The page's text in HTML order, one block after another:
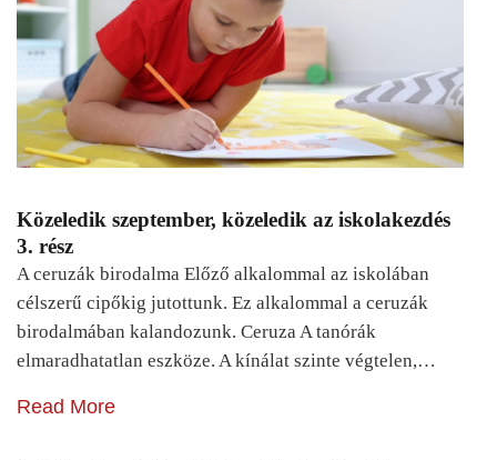
Közeledik szeptember, közeledik az iskolakezdés
3. rész
A ceruzák birodalma Előző alkalommal az iskolában
célszerű cipőkig jutottunk. Ez alkalommal a ceruzák
birodalmában kalandozunk. Ceruza A tanórák
elmaradhatatlan eszköze. A kínálat szinte végtelen,…
Read More